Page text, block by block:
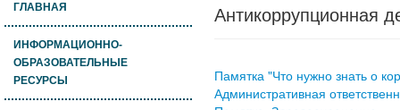
ГЛАВНАЯ
ИНФОРМАЦИОННО-
ОБРАЗОВАТЕЛЬНЫЕ
РЕСУРСЫ
Антикоррупционная
Памятка "Что нужно знать о
Административная